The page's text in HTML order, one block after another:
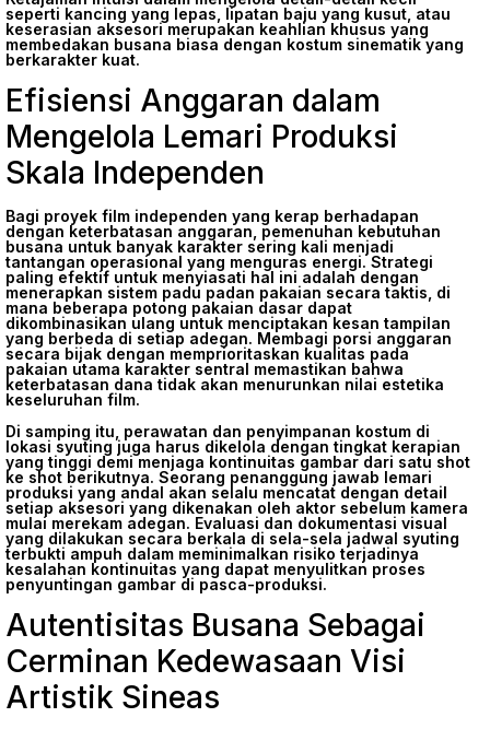
seperti kancing yang lepas, lipatan baju yang kusut, atau
keserasian aksesori merupakan keahlian khusus yang
membedakan busana biasa dengan kostum sinematik yang
berkarakter kuat.
Efisiensi Anggaran dalam
Mengelola Lemari Produksi
Skala Independen
Bagi proyek film independen yang kerap berhadapan
dengan keterbatasan anggaran, pemenuhan kebutuhan
busana untuk banyak karakter sering kali menjadi
tantangan operasional yang menguras energi. Strategi
paling efektif untuk menyiasati hal ini adalah dengan
menerapkan sistem padu padan pakaian secara taktis, di
mana beberapa potong pakaian dasar dapat
dikombinasikan ulang untuk menciptakan kesan tampilan
yang berbeda di setiap adegan. Membagi porsi anggaran
secara bijak dengan memprioritaskan kualitas pada
pakaian utama karakter sentral memastikan bahwa
keterbatasan dana tidak akan menurunkan nilai estetika
keseluruhan film.
Di samping itu, perawatan dan penyimpanan kostum di
lokasi syuting juga harus dikelola dengan tingkat kerapian
yang tinggi demi menjaga kontinuitas gambar dari satu shot
ke shot berikutnya. Seorang penanggung jawab lemari
produksi yang andal akan selalu mencatat dengan detail
setiap aksesori yang dikenakan oleh aktor sebelum kamera
mulai merekam adegan. Evaluasi dan dokumentasi visual
yang dilakukan secara berkala di sela-sela jadwal syuting
terbukti ampuh dalam meminimalkan risiko terjadinya
kesalahan kontinuitas yang dapat menyulitkan proses
penyuntingan gambar di pasca-produksi.
Autentisitas Busana Sebagai
Cerminan Kedewasaan Visi
Artistik Sineas